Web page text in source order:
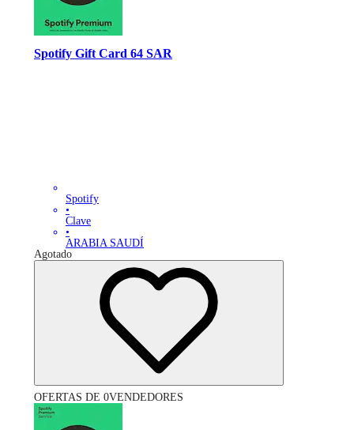
Spotify Gift Card 64 SAR
Spotify
•
Clave
•
ARABIA SAUDÍ
Agotado
OFERTAS DE 0VENDEDORES